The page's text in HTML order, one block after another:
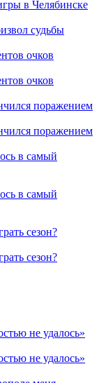
в Челябинске
судьбы
очков
очков
поражением
поражением
в самый
в самый
сезон?
сезон?
не удалось»
не удалось»